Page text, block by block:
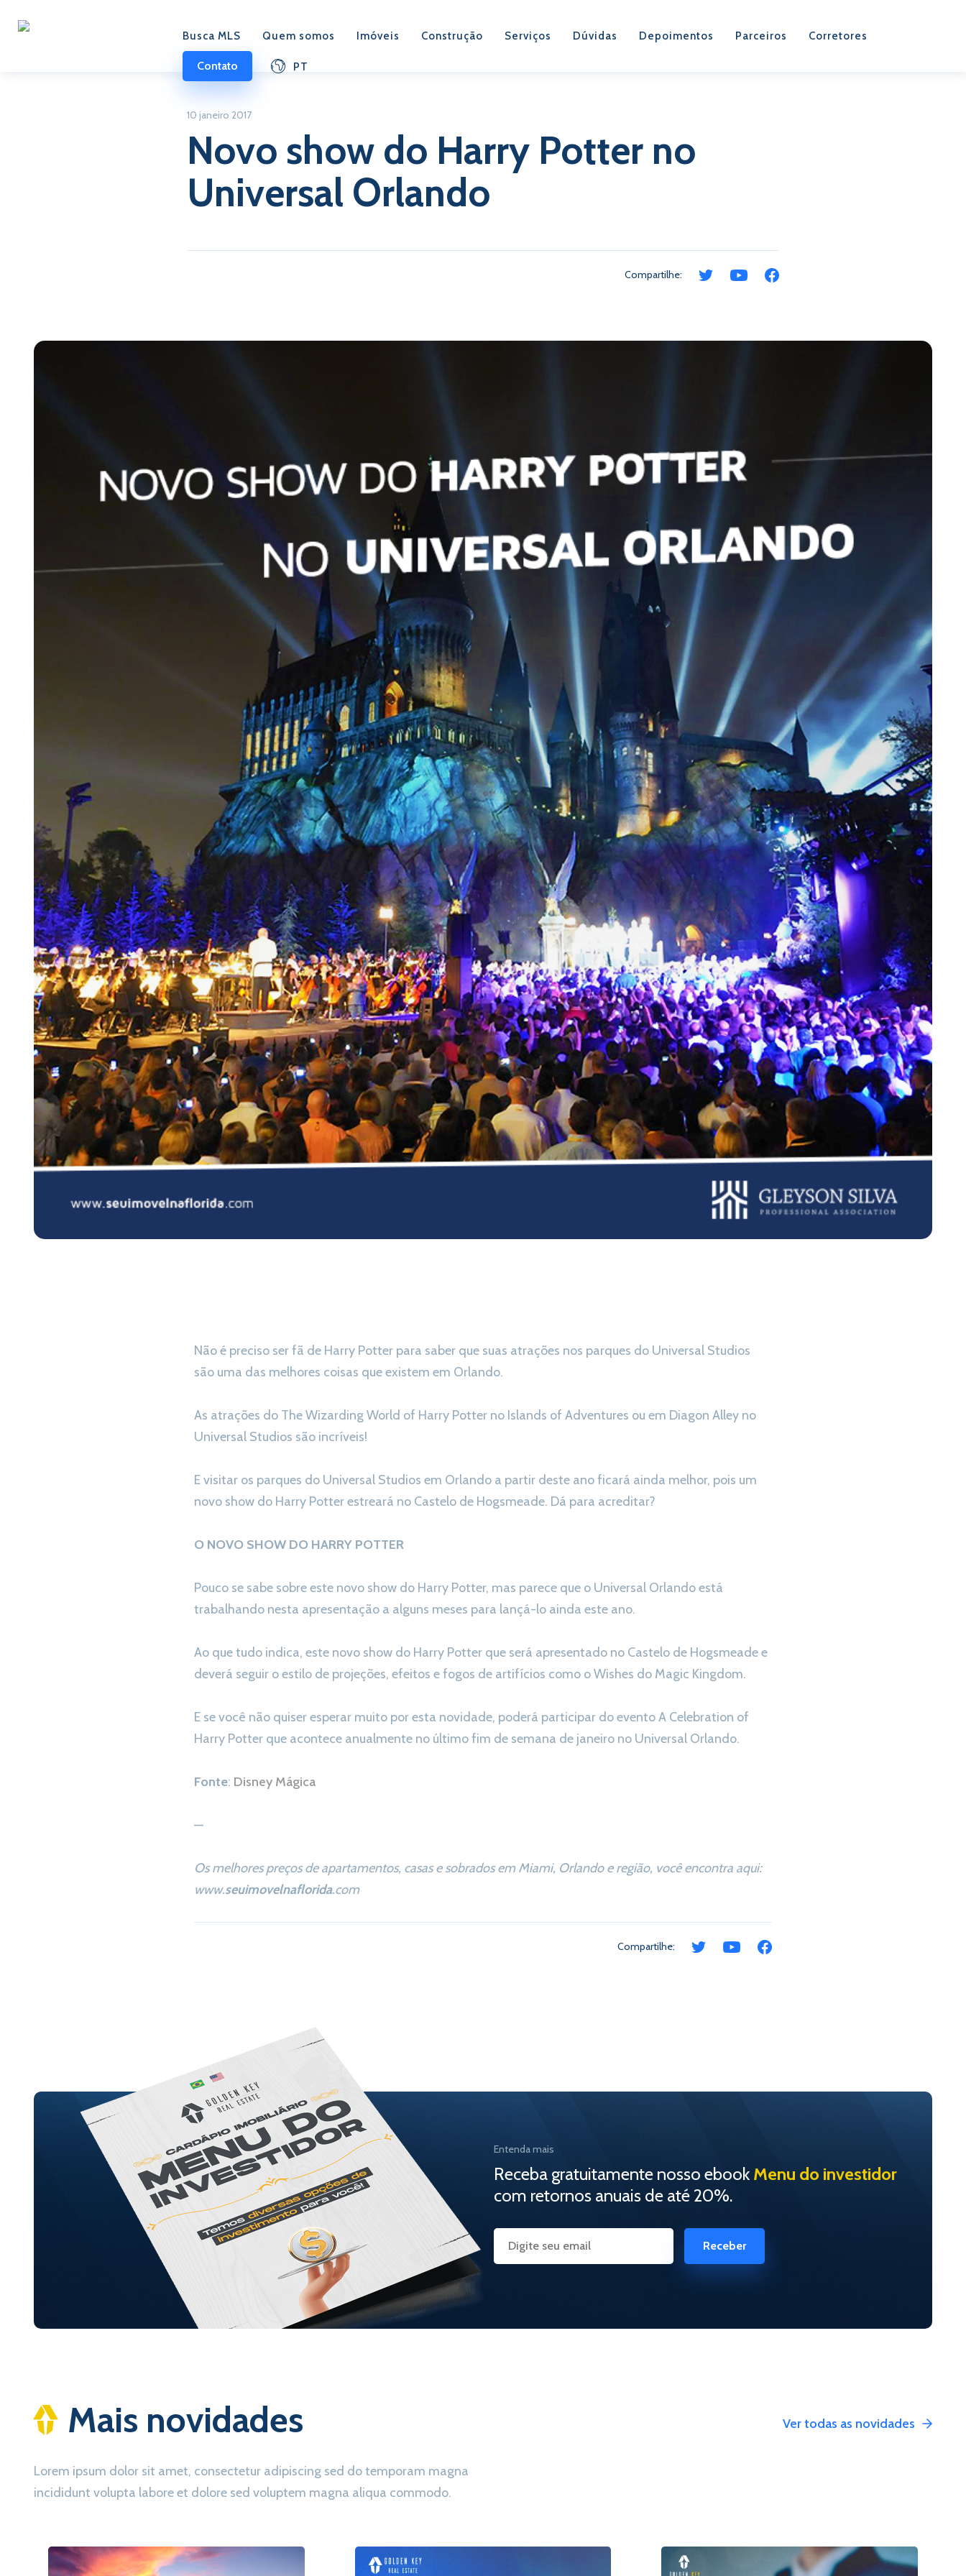
Busca MLS Quem somos Imóveis Construção Serviços Dúvidas Depoimentos Parceiros Corretores
Contato PT
10 janeiro 2017
Novo show do Harry Potter no
Universal Orlando
Compartilhe:
Não é preciso ser fã de Harry Potter para saber que suas atrações nos parques do Universal Studios
são uma das melhores coisas que existem em Orlando.
As atrações do The Wizarding World of Harry Potter no Islands of Adventures ou em Diagon Alley no
Universal Studios são incríveis!
E visitar os parques do Universal Studios em Orlando a partir deste ano ficará ainda melhor, pois um
novo show do Harry Potter estreará no Castelo de Hogsmeade. Dá para acreditar?
O NOVO SHOW DO HARRY POTTER
Pouco se sabe sobre este novo show do Harry Potter, mas parece que o Universal Orlando está
trabalhando nesta apresentação a alguns meses para lançá-lo ainda este ano.
Ao que tudo indica, este novo show do Harry Potter que será apresentado no Castelo de Hogsmeade e
deverá seguir o estilo de projeções, efeitos e fogos de artifícios como o Wishes do Magic Kingdom.
E se você não quiser esperar muito por esta novidade, poderá participar do evento A Celebration of
Harry Potter que acontece anualmente no último fim de semana de janeiro no Universal Orlando.
Fonte: Disney Mágica
—
Os melhores preços de apartamentos, casas e sobrados em Miami, Orlando e região, você encontra aqui:
www.seuimovelnaflorida.com
Compartilhe:
Entenda mais
Receba gratuitamente nosso ebook Menu do investidor
com retornos anuais de até 20%.
Receber
Mais novidades Ver todas as novidades
Lorem ipsum dolor sit amet, consectetur adipiscing sed do temporam magna
incididunt volupta labore et dolore sed voluptem magna aliqua commodo.